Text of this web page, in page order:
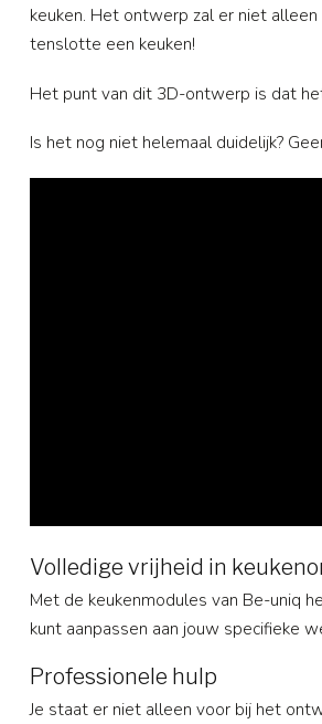
keuken. Het ontwerp zal er niet
tenslotte een keuken!
Het punt van dit 3D-ontwerp is dat
Is het nog niet helemaal duidelijk?
Volledige vrijheid in
Met de keukenmodules van Be-uniq
kunt aanpassen aan jouw specifieke
Professionele hulp
Je staat er niet alleen voor bij het